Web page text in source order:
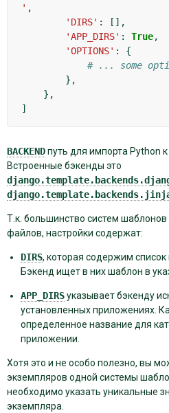
' ,
'DIRS' :
[],
'APP_DIRS' : True,
'OPTIONS' :
{
# ... some
},
},
]
BACKENDпуть для импорта Python
Встроенные бэкенды это
Т.к. большинство систем
файлов, настройки содержат:
DIRS, которая содержим
Бэкенд ищет в них шаблон в
APP_DIRSуказывает бэкенду
установленных приложениях.
определенное название для
приложении.
Хотя это и не особо полезно, вы
экземпляров одной системы
необходимо указать уникальные
экземпляра.